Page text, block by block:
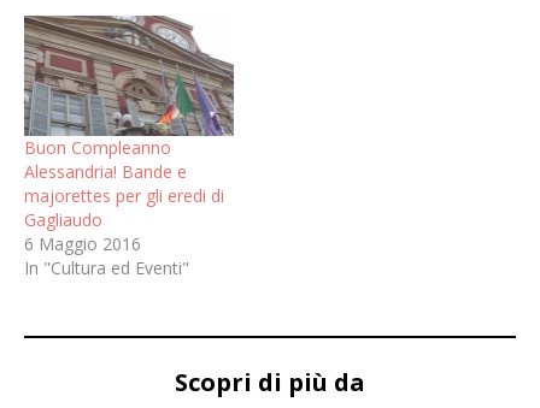
Buon Compleanno
Alessandria! Bande e
majorettes per gli eredi di
Gagliaudo
6 Maggio 2016
In "Cultura ed Eventi"
Scopri di più da